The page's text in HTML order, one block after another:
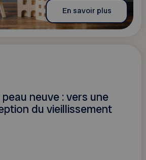
En savoir plus
peau neuve : vers une
du vieillissement